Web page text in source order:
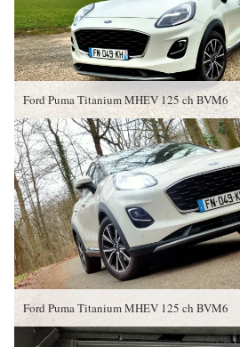
Ford Puma Titanium MHEV 125 ch BVM6
Ford Puma Titanium MHEV 125 ch BVM6